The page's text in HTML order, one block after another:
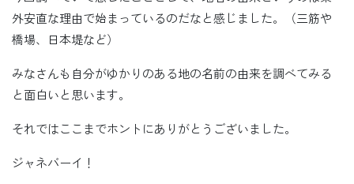
外安直な理由で始まっているのだなと感じました。（三筋や
橋場、日本堤など）
みなさんも自分がゆかりのある地の名前の由来を調べてみる
と面白いと思います。
それではここまでホントにありがとうございました。
ジャネバーイ！